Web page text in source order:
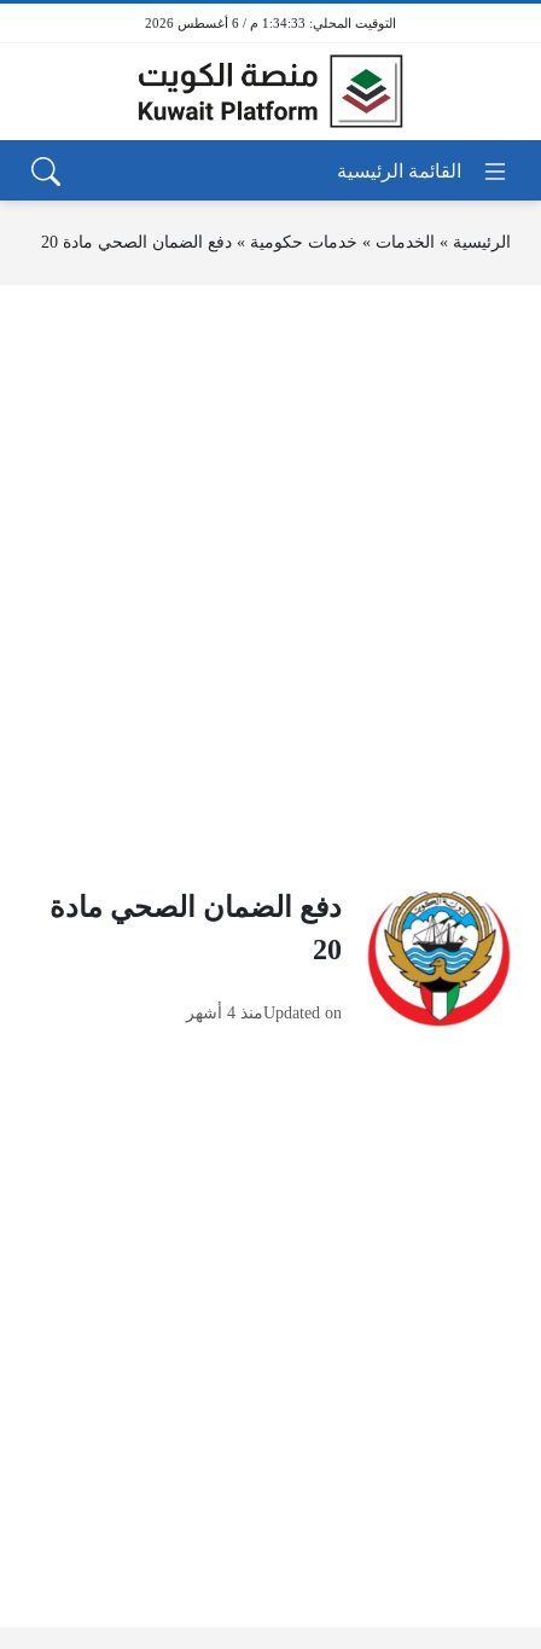
1:34:33 م / 6 أغسطس 2026
الرئيسية » الخدمات » خدمات حكومية » دفع الضمان الصحي مادة 20
دفع الضمان الصحي مادة
20
Updated onمنذ 4 أشهر